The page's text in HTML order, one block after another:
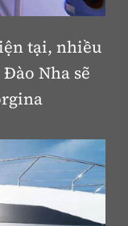
tại, nhiều
Nha sẽ